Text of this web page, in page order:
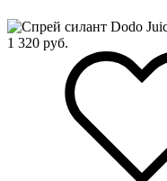
1 320 руб.